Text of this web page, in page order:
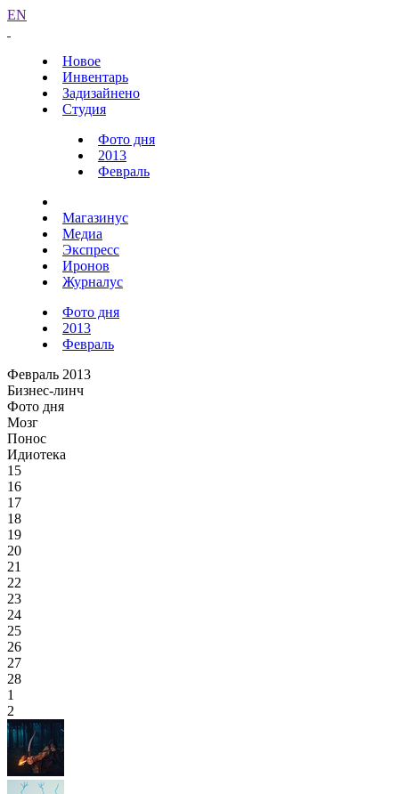
EN
Новое
Инвентарь
Задизайнено
Студия
Фото дня
2013
Февраль
Магазинус
Медиа
Экспресс
Иронов
Журналус
Фото дня
2013
Февраль
Февраль 2013
Бизнес-линч
Фото дня
Мозг
Понос
Идиотека
15
16
17
18
19
20
21
22
23
24
25
26
27
28
1
2